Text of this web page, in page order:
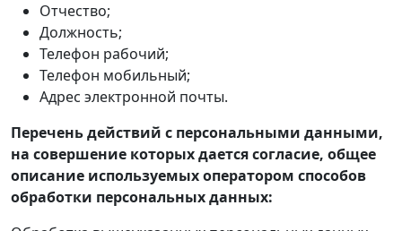
Отчество;
Должность;
Телефон рабочий;
Телефон мобильный;
Адрес электронной почты.
Перечень действий с персональными данными,
на совершение которых дается согласие, общее
описание используемых оператором способов
обработки персональных данных: